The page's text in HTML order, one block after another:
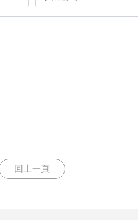
回上一頁